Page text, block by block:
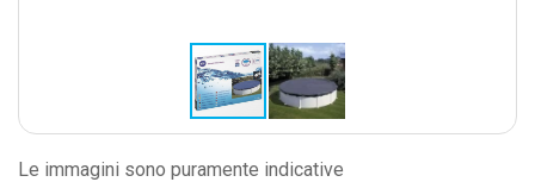
Le immagini sono puramente indicative